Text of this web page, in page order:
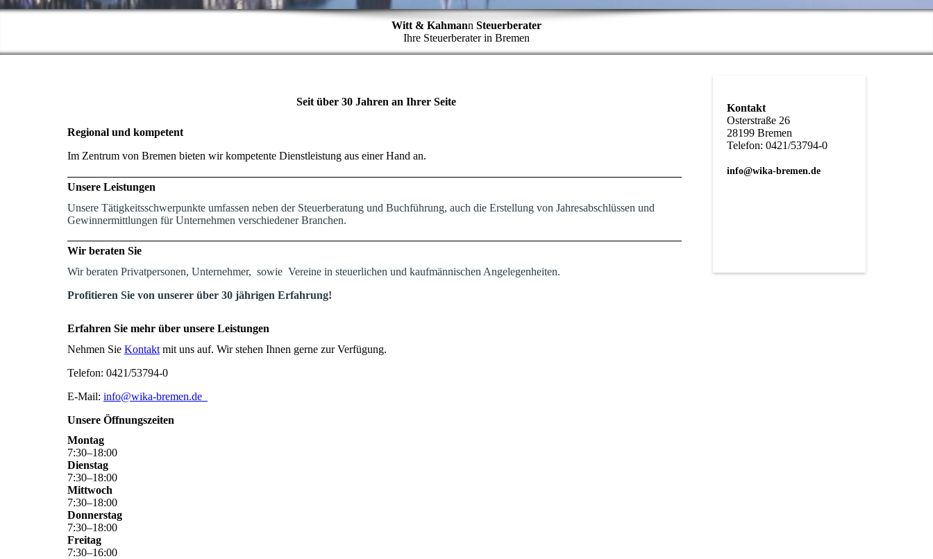
Witt & Kahmann Steuerberater
Ihre Steuerberater in Bremen
Seit über 30 Jahren an Ihrer Seite
Regional und kompetent
Im Zentrum von Bremen bieten wir kompetente Dienstleistung aus einer Hand an.
Unsere Leistungen
Unsere Tätigkeitsschwerpunkte umfassen neben der Steuerberatung und Buchführung, auch die Erstellung von Jahresabschlüssen und
Gewinnermittlungen für Unternehmen verschiedener Branchen.
Wir beraten Sie
Wir beraten Privatpersonen, Unternehmer, sowie Vereine in steuerlichen und kaufmännischen Angelegenheiten.
Profitieren Sie von unserer über 30 jährigen Erfahrung!
Erfahren Sie mehr über unsere Leistungen
Nehmen Sie Kontakt mit uns auf. Wir stehen Ihnen gerne zur Verfügung.
Telefon: 0421/53794-0
E-Mail: info@wika-bremen.de
Unsere Öffnungszeiten
Montag
7:30–18:00
Dienstag
7:30–18:00
Mittwoch
7:30–18:00
Donnerstag
7:30–18:00
Freitag
7:30–16:00
Kontakt
Osterstraße 26
28199 Bremen
Telefon: 0421/53794-0
info@wika-bremen.de